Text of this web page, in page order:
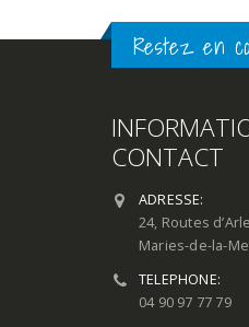
Restez en
CONTACT
ADRESSE:
24, Routes
Maries-de-la-
TELEPHONE:
04 90 97 77 79